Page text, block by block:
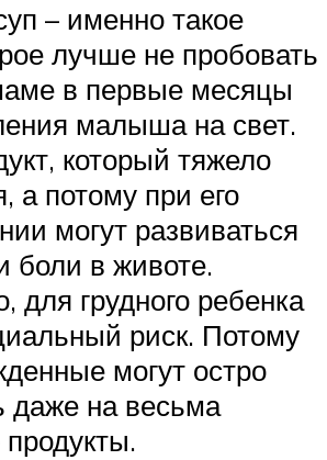
– именно такое
лучше не пробовать
в первые месяцы
малыша на свет.
который тяжело
а потому при его
могут развиваться
боли в животе.
для грудного ребенка
риск. Потому
могут остро
даже на весьма